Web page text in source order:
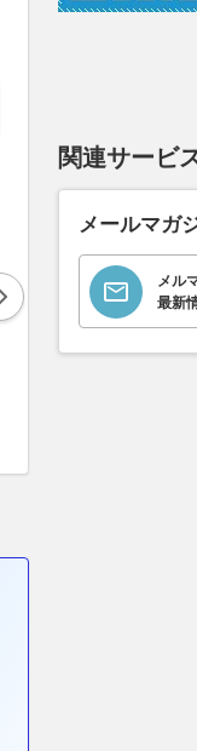
関連サービ
メールマガ
メル
最新